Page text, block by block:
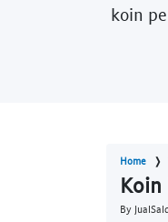
koin
Home
Koin
By